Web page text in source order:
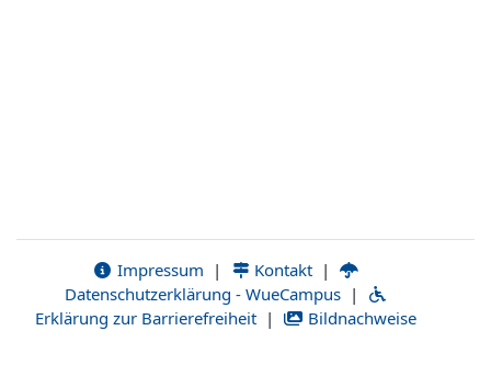
Impressum | Kontakt |
Datenschutzerklärung - WueCampus |
Erklärung zur Barrierefreiheit | Bildnachweise